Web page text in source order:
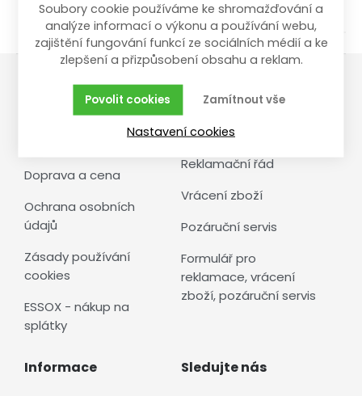
Vše o nákupu
Doprava a cena
Ochrana osobních
údajů
Zásady používání
cookies
ESSOX - nákup na
splátky
Reklamace,
vrácení, servis
Reklamační řád
Vrácení zboží
Pozáruční servis
Formulář pro
reklamace, vrácení
zboží, pozáruční servis
Informace Sledujte nás
Soubory cookie používáme ke shromažďování a
analýze informací o výkonu a používání webu,
zajištění fungování funkcí ze sociálních médií a ke
zlepšení a přizpůsobení obsahu a reklam.
Zamítnout vše
Povolit cookies
Nastavení cookies